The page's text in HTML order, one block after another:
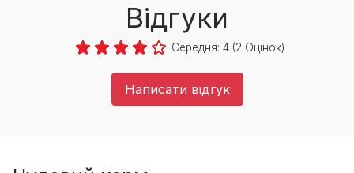
Відгуки
Середня: 4 (2 Оцінок)
Написати відгук